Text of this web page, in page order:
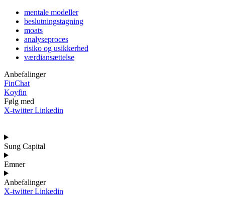
mentale modeller
beslutningstagning
moats
analyseproces
risiko og usikkerhed
værdiansættelse
Anbefalinger
FinChat
Koyfin
Følg med
X-twitter Linkedin
Sung Capital
Emner
Anbefalinger
X-twitter Linkedin